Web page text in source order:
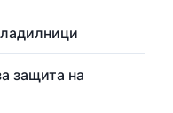
защита на